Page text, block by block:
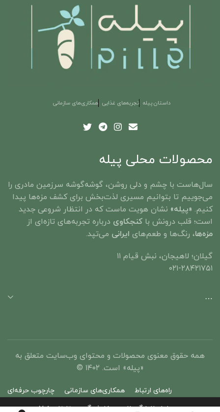
به دلیل انبارگردانی، سفارش‌گیری تا تاریخ ۷
داستان پیله تجربه‌های غذایی همکاری‌های سازمانی
محصولات محلی پیله
سال‌هاست با چشم و دلی روشن، گوشه‌گوشه‌ سرزمین مادری را
می‌جوییم تا بتوانیم مسیری لذت‌بخش برای کشف مزه‌ها پیدا
کنیم. «پیله» نشان هویت ماست که در انتظار شروعی جدید
است؛ قلب درونش با کنجکاوی درباره تجربه‌های تازه‌ای از
مزه‌ها، رنگ‌ها و طعم‌های ایرانی می‌تپد. ​
گیلان؛ لاهیجان، نبش قیام ۱۱
۰۲۱-۲۸۴۲۱۷۵۱
…
همه حقوق معنوی محصولات و محتوای وب‌سایت متعلق به
«پیله» است. ۱۴۰۲ ©
راه‌های ارتباط همکاری‌های سازمانی چارچوب حرفه‌ای